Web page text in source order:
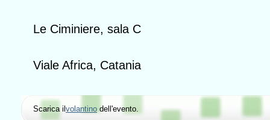
Le Ciminiere, sala C
Viale Africa, Catania
Scarica il volantinodell'evento.